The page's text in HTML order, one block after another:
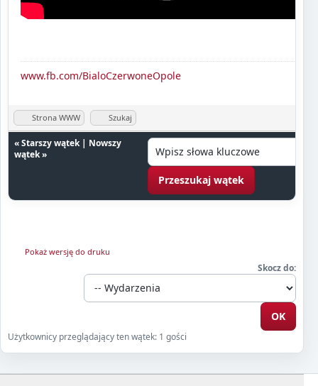
www.fb.com/BialoCzerwoneOpole
Strona WWW Szukaj
«Starszy wątek| Nowszy
wątek»
Pokaż wersję do druku
Skocz do:
Użytkownicy przeglądający ten wątek: 1 gości